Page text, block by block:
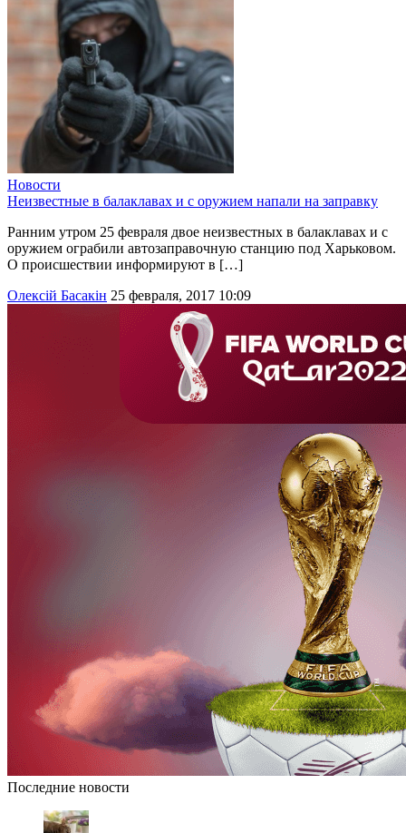
Новости
Неизвестные в балаклавах и с оружием напали на заправку
Ранним утром 25 февраля двое неизвестных в балаклавах и с
оружием ограбили автозаправочную станцию под Харьковом.
О происшествии информируют в […]
Олексій Басакін 25 февраля, 2017 10:09
Последние новости